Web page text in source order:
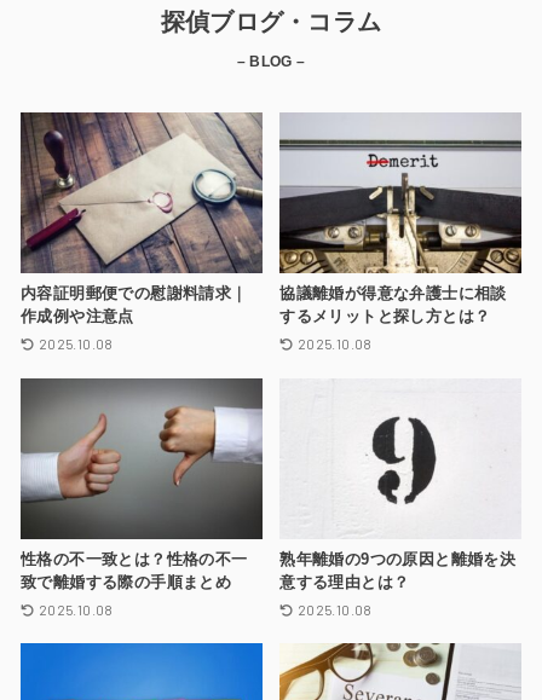
探偵ブログ・コラム
– BLOG –
内容証明郵便での慰謝料請求｜
作成例や注意点
2025.10.08
協議離婚が得意な弁護士に相談
するメリットと探し方とは？
2025.10.08
性格の不一致とは？性格の不一
致で離婚する際の手順まとめ
2025.10.08
熟年離婚の9つの原因と離婚を決
意する理由とは？
2025.10.08